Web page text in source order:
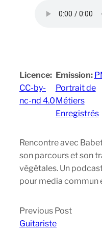
Licence:
CC-by-
nc-nd 4.0
Emission:
Portrait de
Métiers
Enregistrés
Rencontre avec
son parcours et son
végétales. Un
pour media commun
Previous Post
Guitariste